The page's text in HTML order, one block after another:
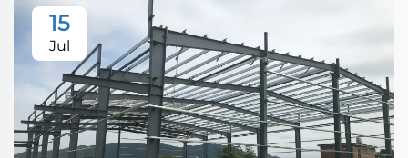
15
Jul